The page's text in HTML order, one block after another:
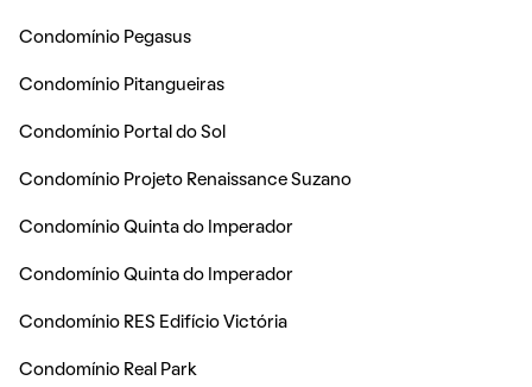
Condomínio Pegasus
Condomínio Pitangueiras
Condomínio Portal do Sol
Condomínio Projeto Renaissance Suzano
Condomínio Quinta do Imperador
Condomínio Quinta do Imperador
Condomínio RES Edifício Victória
Condomínio Real Park